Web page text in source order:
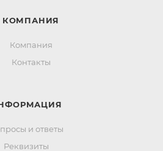
КОМПАНИЯ
Компания
Контакты
и ответы
Реквизиты